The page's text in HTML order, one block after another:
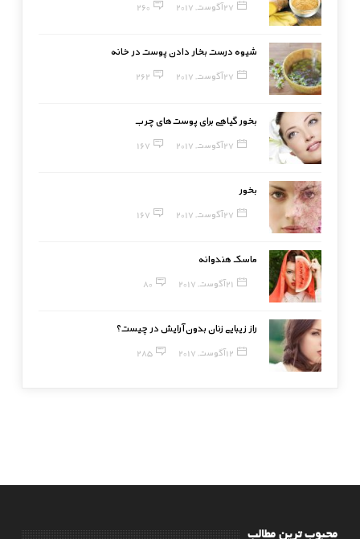
27 آگوست, 2017 260
شیوه درست بخار دادن پوست در خانه
27 آگوست, 2017 262
بخور گیاهی برای پوست‌های چرب
27 آگوست, 2017 167
بخور
27 آگوست, 2017 167
ماسک هندوانه
21 آگوست, 2017 80
راز زیبایی زنان بدون آرایش در چیست؟
12 آگوست, 2017 285
محبوب ترین مطالب